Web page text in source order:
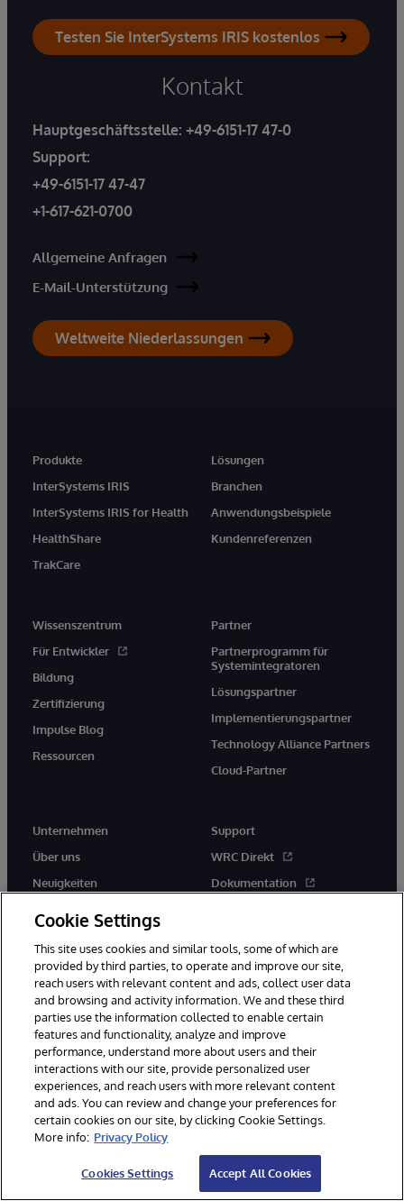
Testen Sie InterSystems IRIS kostenlos
Kontakt
Hauptgeschäftsstelle: +49-6151-17 47-0
Support:
+49-6151-17 47-47
+1-617-621-0700
Allgemeine Anfragen
E-Mail-Unterstützung
Weltweite Niederlassungen
Produkte
InterSystems IRIS
InterSystems IRIS for Health
HealthShare
TrakCare
Lösungen
Branchen
Anwendungsbeispiele
Kundenreferenzen
Wissenszentrum
Für Entwickler
Bildung
Zertifizierung
Impulse Blog
Ressourcen
Partner
Partnerprogramm für
Systemintegratoren
Lösungspartner
Implementierungspartner
Technology Alliance Partners
Cloud-Partner
Unternehmen
Über uns
Neuigkeiten
Support
WRC Direkt
Dokumentation
© 1996-2026 InterSystems Corporation, Boston, MA. Alle Rechte
vorbehalten.
Mitteilungen/Geschäftsbedingungen
Erklärung zum Datenschutz
Geld-zurück-Garantie
Impressum Barrierefreiheit
Cookie Settings
This site uses cookies and similar tools, some of which are
provided by third parties, to operate and improve our site,
reach users with relevant content and ads, collect user data
and browsing and activity information. We and these third
parties use the information collected to enable certain
features and functionality, analyze and improve
performance, understand more about users and their
interactions with our site, provide personalized user
experiences, and reach users with more relevant content
and ads. You can review and change your preferences for
certain cookies on our site, by clicking Cookie Settings.
More info: Privacy Policy
Cookies Settings Accept All Cookies